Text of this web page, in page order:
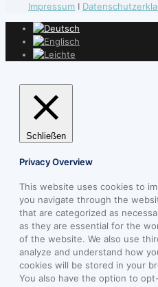
Impressum I
Schließen
Privacy Overview
This website uses cookies to
you navigate through the
that are categorized as
as they are essential for the
of the website. We also use
analyze and understand how
cookies will be stored in your
You also have the option to